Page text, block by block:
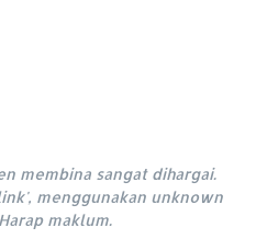
membina sangat dihargai.
menggunakan unknown
maklum.